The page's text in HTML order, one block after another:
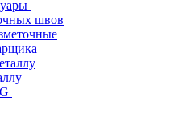
швов